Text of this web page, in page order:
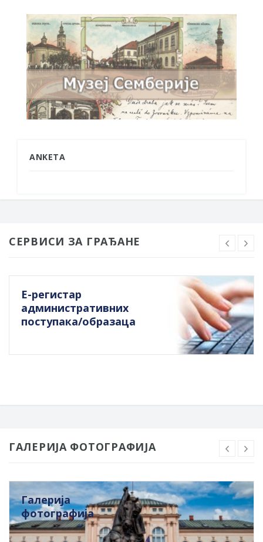
ANKETA
СЕРВИСИ ЗА ГРАЂАНЕ
Е-регистар
административних
поступака/образаца
ГАЛЕРИЈА ФОТОГРАФИЈА
Галерија
фотографија